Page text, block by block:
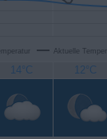
Aktuelle
14°C 12°C